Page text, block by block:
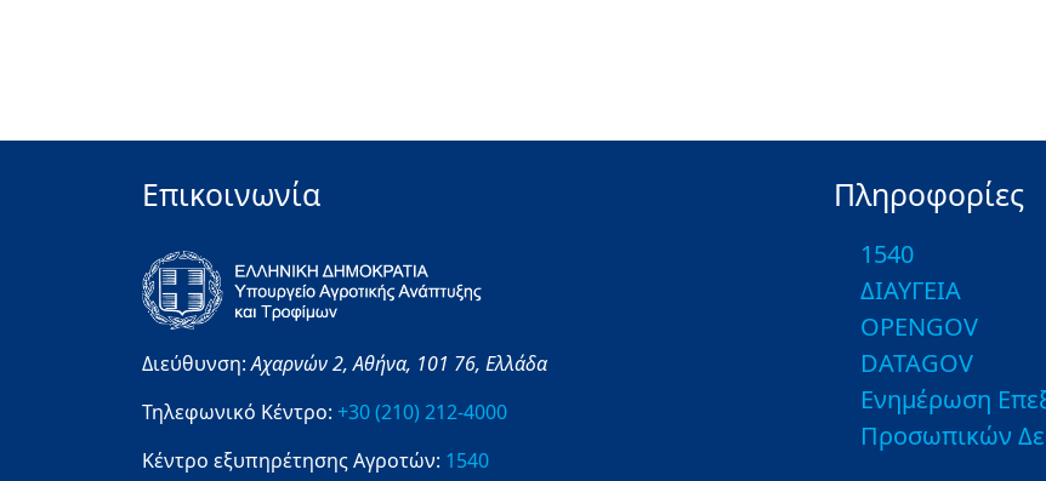
Επικοινωνία
Διεύθυνση:Αχαρνών 2,Αθήνα, 101 76, Ελλάδα
Τηλεφωνικό Κέντρο: +30 (210) 212-4000
Κέντρο εξυπηρέτησης Αγροτών: 1540
Πληροφορίες
1540
ΔΙΑΥΓΕΙΑ
OPENGOV
DATAGOV
Ενημέρωση
Προσωπικών